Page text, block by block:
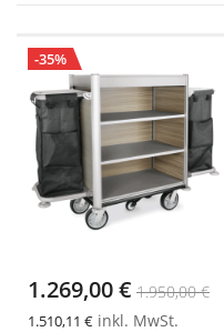
-35%
1.269,00 € 1.950,00 €
1.510,11 € inkl. MwSt.